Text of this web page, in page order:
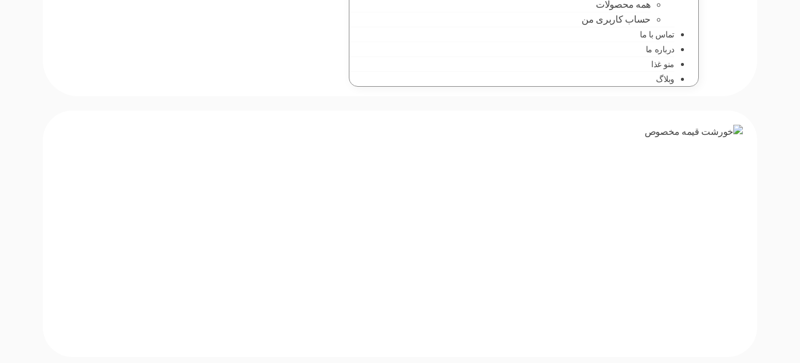
همه محصولات
حساب کاربری من
تماس با ما
درباره ما
منو غذا
وبلاگ